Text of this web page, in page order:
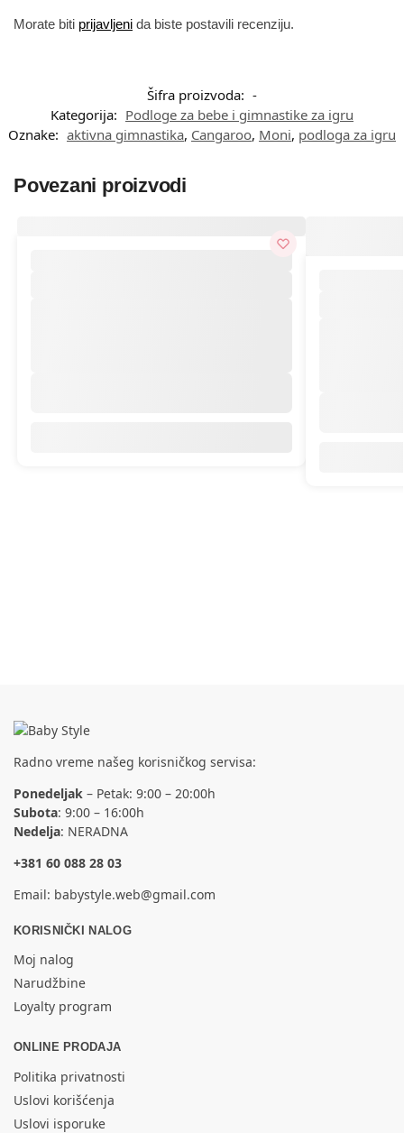
Morate biti prijavljeni da biste postavili recenziju.
Šifra proizvoda: -
Kategorija: Podloge za bebe i gimnastike za igru
Oznake: aktivna gimnastika, Cangaroo, Moni, podloga za igru
Povezani proizvodi
Radno vreme našeg korisničkog servisa:
Ponedeljak – Petak: 9:00 – 20:00h
Subota: 9:00 – 16:00h
Nedelja: NERADNA
+381 60 088 28 03
Email: babystyle.web@gmail.com
KORISNIČKI NALOG
Moj nalog
Narudžbine
Loyalty program
ONLINE PRODAJA
Politika privatnosti
Uslovi korišćenja
Uslovi isporuke